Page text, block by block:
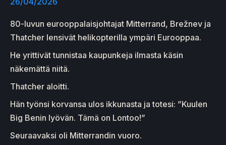
80-luvun eurooppalaisjohtajat Mitterrand, Brežnev ja
Thatcher lensivät helikopterilla ympäri Eurooppaa.
He yrittivät tunnistaa kaupunkeja ilmasta käsin
näkemättä niitä.
Thatcher aloitti.
Hän työnsi korvansa ulos ikkunasta ja totesi: ”Kuulen
Big Benin lyövän. Tämä on Lontoo!”
Seuraavaksi oli Mitterrandin vuoro.